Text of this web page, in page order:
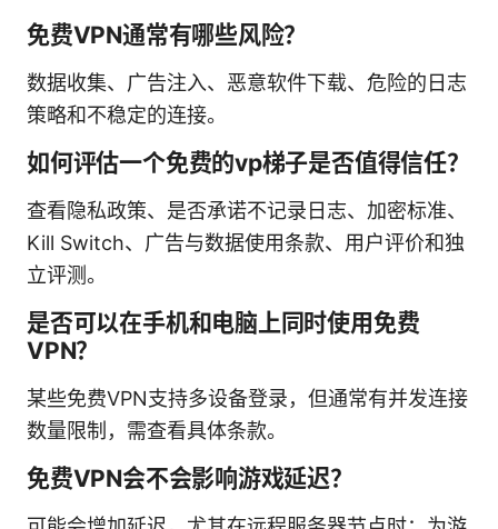
免费VPN通常有哪些风险？
数据收集、广告注入、恶意软件下载、危险的日志
策略和不稳定的连接。
如何评估一个免费的vp梯子是否值得信任？
查看隐私政策、是否承诺不记录日志、加密标准、
Kill Switch、广告与数据使用条款、用户评价和独
立评测。
是否可以在手机和电脑上同时使用免费
VPN？
某些免费VPN支持多设备登录，但通常有并发连接
数量限制，需查看具体条款。
免费VPN会不会影响游戏延迟？